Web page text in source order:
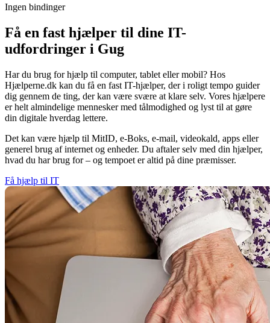
Ingen bindinger
Få en fast hjælper til dine IT-
udfordringer i Gug
Har du brug for hjælp til computer, tablet eller mobil? Hos
Hjælperne.dk kan du få en fast IT-hjælper, der i roligt tempo guider
dig gennem de ting, der kan være svære at klare selv. Vores hjælpere
er helt almindelige mennesker med tålmodighed og lyst til at gøre
din digitale hverdag lettere.
Det kan være hjælp til MitID, e-Boks, e-mail, videokald, apps eller
generel brug af internet og enheder. Du aftaler selv med din hjælper,
hvad du har brug for – og tempoet er altid på dine præmisser.
Få hjælp til IT